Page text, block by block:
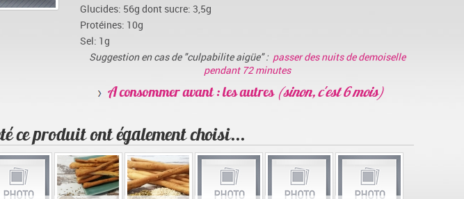
Glucides: 56g dont sucre: 3,5g
Protéines: 10g
Sel: 1g
Suggestion en cas de "culpabilite aigüe" : passer des nuits de demoiselle
pendant 72 minutes
A consommer avant : les autres (sinon, c'est 6 mois)
ce produit ont également choisi...